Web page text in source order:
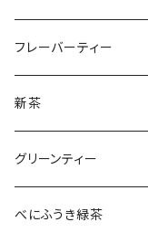
フレーバーティー
新茶
グリーンティー
べにふうき緑茶